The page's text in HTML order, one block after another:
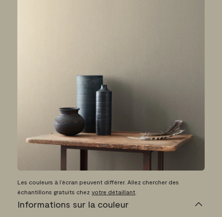
Les couleurs à l’écran peuvent différer. Allez chercher des
échantillons gratuits chez votre détaillant
Informations sur la couleur